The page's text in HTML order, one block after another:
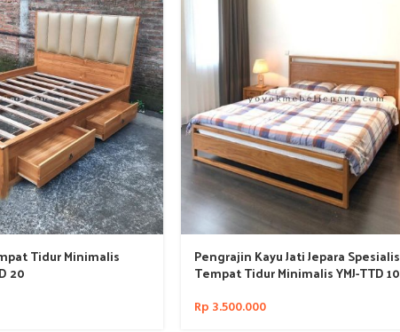
Tidur Minimalis
20
Pengrajin Kayu Jati Jepara Spesialis
Tempat Tidur Minimalis YMJ-TTD 10
Rp 3.500.000